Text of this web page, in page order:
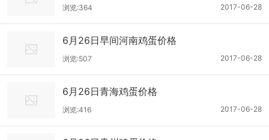
2017-06-28
浏览:364
6月26日早间河南鸡蛋价格
2017-06-28
浏览:507
6月26日青海鸡蛋价格
2017-06-28
浏览:416